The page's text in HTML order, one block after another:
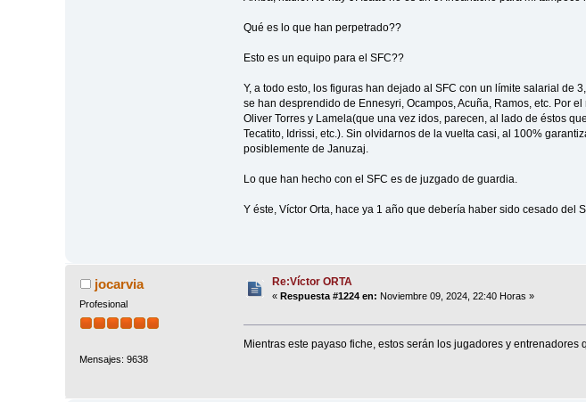
Qué es lo que han perpetrado??
Esto es un equipo para el SFC??
Y, a todo esto, los figuras han dejado al SFC con un límite salarial de
se han desprendido de Ennesyri, Ocampos, Acuña, Ramos, etc. Por
Oliver Torres y Lamela(que una vez idos, parecen, al lado de éstos
Tecatito, Idrissi, etc.). Sin olvidarnos de la vuelta casi, al 100%
posiblemente de Januzaj.
Lo que han hecho con el SFC es de juzgado de guardia.
Y éste, Víctor Orta, hace ya 1 año que debería haber sido cesado del
jocarvia
Profesional
Mensajes: 9638
Re:Víctor ORTA
« Respuesta #1224 en: Noviembre 09, 2024, 22:40 Horas »
Mientras este payaso fiche, estos serán los jugadores y entrenadores